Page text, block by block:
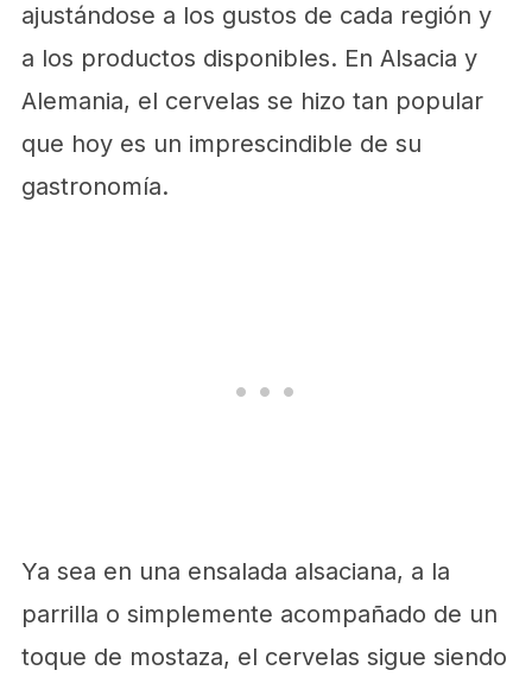
ajustándose a los gustos de cada región y
a los productos disponibles. En Alsacia y
Alemania, el cervelas se hizo tan popular
que hoy es un imprescindible de su
gastronomía.
Ya sea en una ensalada alsaciana, a la
parrilla o simplemente acompañado de un
toque de mostaza, el cervelas sigue siendo